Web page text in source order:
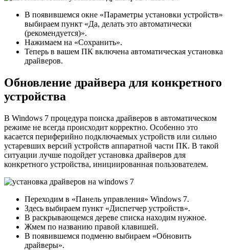
В появившемся окне «Параметры установки устройств»
выбираем пункт «Да, делать это автоматически
(рекомендуется)».
Нажимаем на «Сохранить».
Теперь в вашем ПК включена автоматическая установка
драйверов.
Обновление драйвера для конкретного
устройства
В Windows 7 процедура поиска драйверов в автоматическом
режиме не всегда происходит корректно. Особенно это
касается периферийно подключаемых устройств или сильно
устаревших версий устройств аппаратной части ПК. В такой
ситуации лучше подойдет установка драйверов для
конкретного устройства, инициированная пользователем.
Переходим в «Панель управления» Windows 7.
Здесь выбираем пункт «Диспетчер устройств».
В раскрывающемся дереве списка находим нужное.
Жмем по названию правой клавишей.
В появившемся подменю выбираем «Обновить
драйверы».